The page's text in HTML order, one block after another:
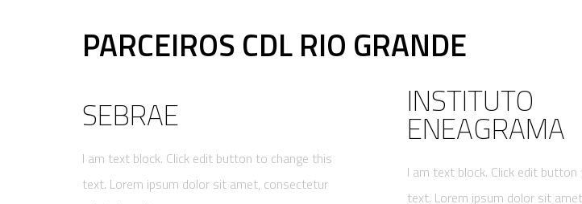
PARCEIROS CDL RIO GRANDE
SEBRAE
I am text block. Click edit button to change this
text. Lorem ipsum dolor sit amet, consectetur
INSTITUTO
ENEAGRAMA
I am text block. Click edit
text. Lorem ipsum dolor sit